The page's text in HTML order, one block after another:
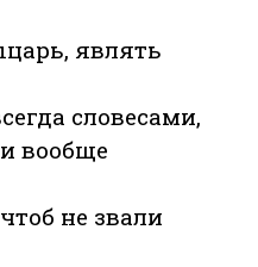
являть
словесами,
вообще
не звали